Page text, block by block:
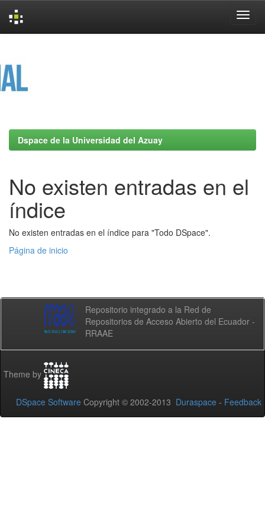
Dspace de la Universidad del Azuay
No existen entradas en el
índice
No existen entradas en el índice para "Todo DSpace".
Página de inicio
Repositorio integrado a la Red de
Repositorios de Acceso Abierto del Ecuador -
RRAAE
Theme by
DSpace Software Copyright © 2002-2013 Duraspace - Feedback